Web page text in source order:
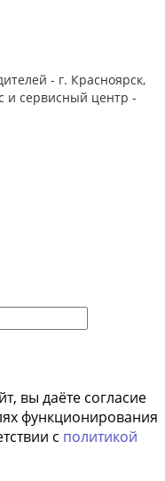
- г. Красноярск,
и сервисный центр -
вы даёте согласие
функционирования
с политикой